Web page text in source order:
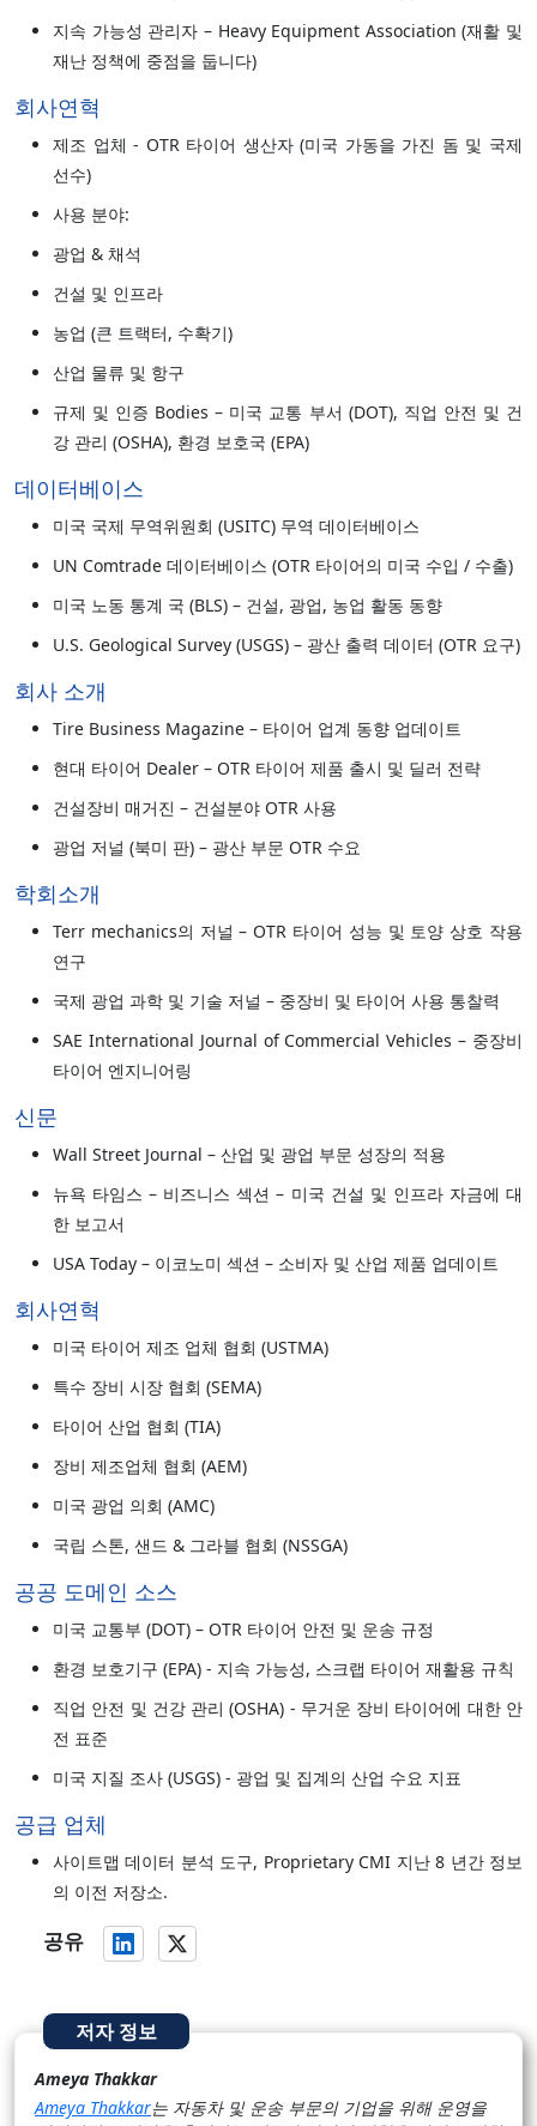
지속 가능성 관리자 – Heavy Equipment Association (재활 및
재난 정책에 중점을 둡니다)
회사연혁
제조 업체 - OTR 타이어 생산자 (미국 가동을 가진 돔 및 국제
선수)
사용 분야:
광업 & 채석
건설 및 인프라
농업 (큰 트랙터, 수확기)
산업 물류 및 항구
규제 및 인증 Bodies – 미국 교통 부서 (DOT), 직업 안전 및 건
강 관리 (OSHA), 환경 보호국 (EPA)
데이터베이스
미국 국제 무역위원회 (USITC) 무역 데이터베이스
UN Comtrade 데이터베이스 (OTR 타이어의 미국 수입 / 수출)
미국 노동 통계 국 (BLS) – 건설, 광업, 농업 활동 동향
U.S. Geological Survey (USGS) – 광산 출력 데이터 (OTR 요구)
회사 소개
Tire Business Magazine – 타이어 업계 동향 업데이트
현대 타이어 Dealer – OTR 타이어 제품 출시 및 딜러 전략
건설장비 매거진 – 건설분야 OTR 사용
광업 저널 (북미 판) – 광산 부문 OTR 수요
학회소개
Terr mechanics의 저널 – OTR 타이어 성능 및 토양 상호 작용
연구
국제 광업 과학 및 기술 저널 – 중장비 및 타이어 사용 통찰력
SAE International Journal of Commercial Vehicles – 중장비
타이어 엔지니어링
신문
Wall Street Journal – 산업 및 광업 부문 성장의 적용
뉴욕 타임스 – 비즈니스 섹션 – 미국 건설 및 인프라 자금에 대
한 보고서
USA Today – 이코노미 섹션 – 소비자 및 산업 제품 업데이트
회사연혁
미국 타이어 제조 업체 협회 (USTMA)
특수 장비 시장 협회 (SEMA)
타이어 산업 협회 (TIA)
장비 제조업체 협회 (AEM)
미국 광업 의회 (AMC)
국립 스톤, 샌드 & 그라블 협회 (NSSGA)
공공 도메인 소스
미국 교통부 (DOT) – OTR 타이어 안전 및 운송 규정
환경 보호기구 (EPA) - 지속 가능성, 스크랩 타이어 재활용 규칙
직업 안전 및 건강 관리 (OSHA) - 무거운 장비 타이어에 대한 안
전 표준
미국 지질 조사 (USGS) - 광업 및 집계의 산업 수요 지표
공급 업체
사이트맵 데이터 분석 도구, Proprietary CMI 지난 8 년간 정보
의 이전 저장소.
공유
저자 정보
Ameya Thakkar
Ameya Thakkar는 자동차 및 운송 부문의 기업을 위해 운영을